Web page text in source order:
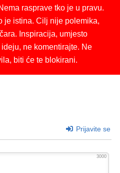
rasprave tko je u pravu.
je istina. Cilj nije polemika,
Inspiracija, umjesto
ne komentirajte. Ne
biti će te blokirani.
Prijavite se
3000